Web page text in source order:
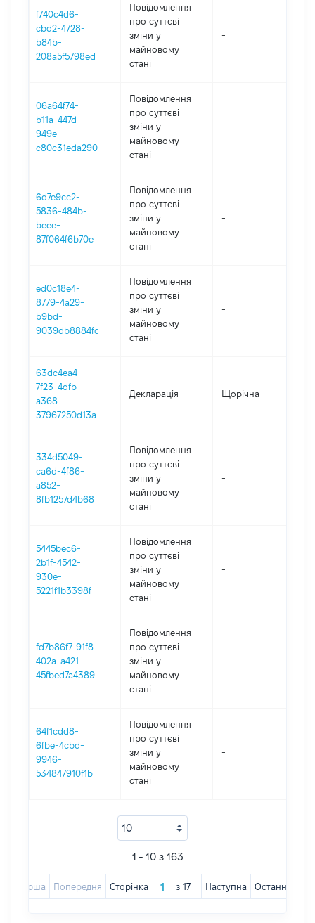
f740c4d6-
cbd2-4728-
b84b-
208a5f5798ed
Повідомлення
про суттєві
зміни y
майновому
стані
-
06a64f74-
b11a-447d-
949e-
c80c31eda290
Повідомлення
про суттєві
зміни y
майновому
стані
-
6d7e9cc2-
5836-484b-
beee-
87f064f6b70e
Повідомлення
про суттєві
зміни y
майновому
стані
-
ed0c18e4-
8779-4a29-
b9bd-
9039db8884fc
Повідомлення
про суттєві
зміни y
майновому
стані
-
63dc4ea4-
7f23-4dfb-
a368-
37967250d13a
Декларація Щорічна
334d5049-
ca6d-4f86-
a852-
8fb1257d4b68
Повідомлення
про суттєві
зміни y
майновому
стані
-
5445bec6-
2b1f-4542-
930e-
5221f1b3398f
Повідомлення
про суттєві
зміни y
майновому
стані
-
fd7b86f7-91f8-
402a-a421-
45fbed7a4389
Повідомлення
про суттєві
зміни y
майновому
стані
-
64f1cdd8-
6fbe-4cbd-
9946-
534847910f1b
Повідомлення
про суттєві
зміни y
майновому
стані
-
1 - 10 з 163
Перша Попередня Сторінка з 17 Наступна Остання